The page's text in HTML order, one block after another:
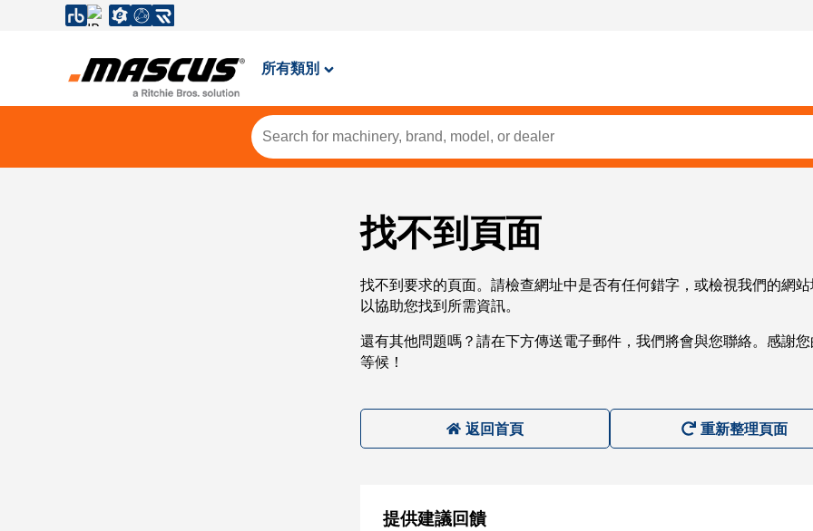
所有類別
找不到頁面
找不到要求的頁面。請檢查網址中是否有任何錯字，或檢視我們的網
以協助您找到所需資訊。
還有其他問題嗎？請在下方傳送電子郵件，我們將會與您聯絡。感謝
等候！
返回首頁 重新整理頁面
提供建議回饋